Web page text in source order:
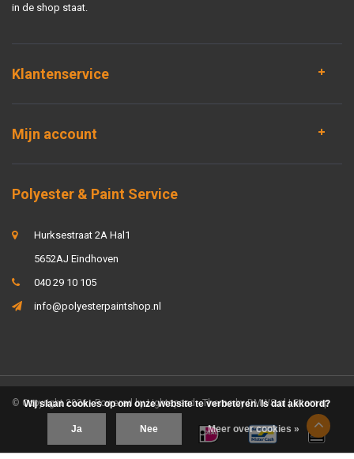
in de shop staat.
Klantenservice
Mijn account
Polyester & Paint Service
Hurksestraat 2A Hal1
5652AJ Eindhoven
040 29 10 105
info@polyesterpaintshop.nl
© Copyright 2026 - Powered byLightspeed- Theme byDMWS.nl |Sitemap
Wij slaan cookies op om onze website te verbeteren. Is dat akkoord?
Ja Nee Meer over cookies »